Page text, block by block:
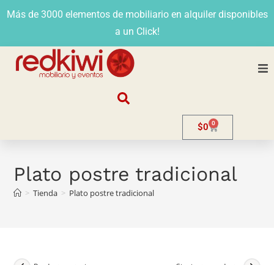
Más de 3000 elementos de mobiliario en alquiler disponibles
a un Click!
Venta
$0 0
Plato postre tradicional
> Tienda > Plato postre tradicional